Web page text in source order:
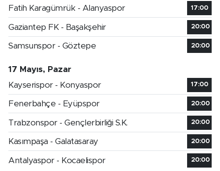
Fatih Karagümrük - Alanyaspor
17:00
Gaziantep FK - Başakşehir 20:00
Samsunspor - Göztepe 20:00
17 Mayıs, Pazar
Kayserispor - Konyaspor
17:00
Fenerbahçe - Eyüpspor 20:00
Trabzonspor - Gençlerbirliği S.K. 20:00
Kasımpaşa - Galatasaray 20:00
Antalyaspor - Kocaelispor 20:00